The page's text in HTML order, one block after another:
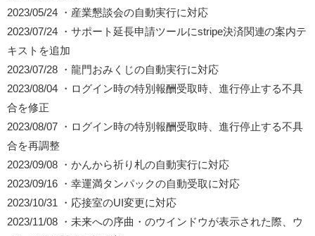
2023/05/24 ・産業懇談会の自動実行に対応
2023/07/24 ・サポート延長申請ツールにstripe決済関連の案内テ
キストを追加
2023/07/28 ・龍門おみくじの自動実行に対応
2023/08/04 ・ログイン時の特別報酬受取時、進行停止する不具
合を修正
2023/08/07 ・ログイン時の特別報酬受取時、進行停止する不具
合を再調整
2023/09/08 ・かんから祈り札の自動実行に対応
2023/09/16 ・幸運満タンパックの自動受取に対応
2023/10/31 ・応接室のUI変更に対応
2023/11/08 ・未来への序曲・のウインドウが表示された際、ウ